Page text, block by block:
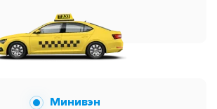
Минивэн